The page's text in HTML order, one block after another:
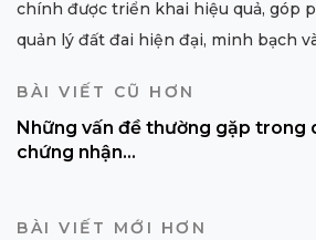
chính được triển khai hiệu quả, góp
quản lý đất đai hiện đại, minh bạch
BÀI VIẾT CŨ HƠN
Những vấn đề thường gặp trong
chứng nhận...
BÀI VIẾT MỚI HƠN